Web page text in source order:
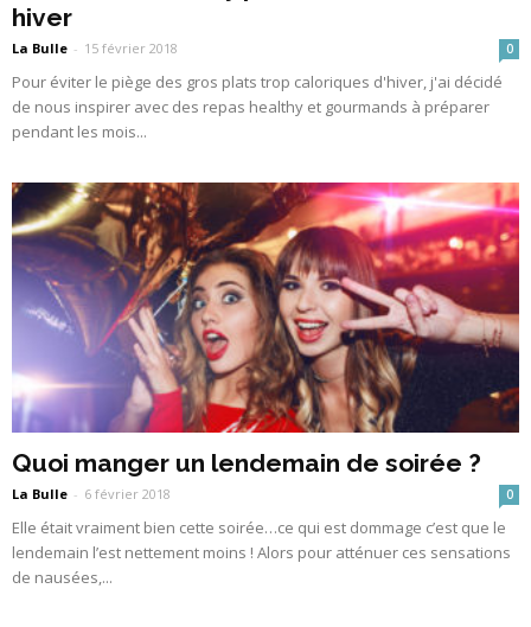
hiver
La Bulle - 15 février 2018 0
Pour éviter le piège des gros plats trop caloriques d'hiver, j'ai décidé
de nous inspirer avec des repas healthy et gourmands à préparer
pendant les mois...
Quoi manger un lendemain de soirée ?
La Bulle - 6 février 2018 0
Elle était vraiment bien cette soirée…ce qui est dommage c’est que le
lendemain l’est nettement moins ! Alors pour atténuer ces sensations
de nausées,...